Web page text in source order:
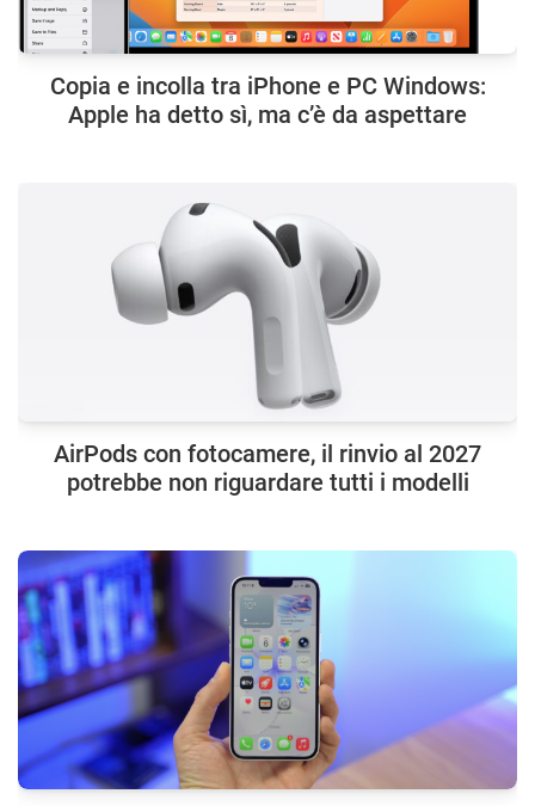
Copia e incolla tra iPhone e PC Windows:
Apple ha detto sì, ma c’è da aspettare
AirPods con fotocamere, il rinvio al 2027
potrebbe non riguardare tutti i modelli